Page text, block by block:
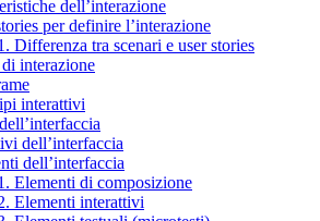
dell’interazione
per definire l’interazione
Differenza tra scenari e user stories
interazione
interattivi
dell’interfaccia
dell’interfaccia
Elementi di composizione
Elementi interattivi